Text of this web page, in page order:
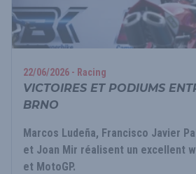
22/06/2026 - Racing
VICTOIRES ET PODIUMS
BRNO
Marcos Ludeña, Francisco Javier
et Joan Mir réalisent un excellent
et MotoGP.